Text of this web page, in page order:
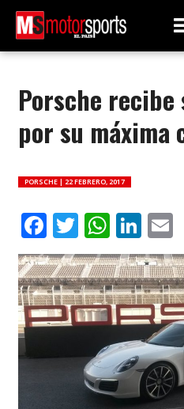
Porsche
por su máxima
PORSCHE | 22 FEBRERO, 2017
Facebook
Twitter